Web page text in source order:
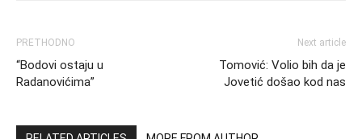
PRETHODNO
“Bodovi ostaju u
Radanovićima”
Next article
Tomović: Volio bih da je
Jovetić došao kod nas